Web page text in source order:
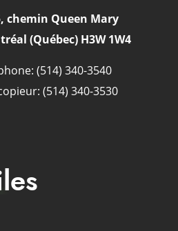
chemin Queen Mary
(Québec) H3W 1W4
(514) 340-3540
(514) 340-3530